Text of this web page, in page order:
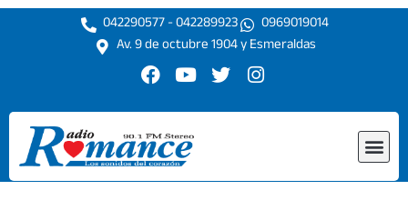
Ir
042290577 - 042289923
0969019014
Av. 9 de octubre 1904 y Esmeraldas
F
c
e
b
o
o
Y
u
t
u
b
e
T
i
r
I
s
r